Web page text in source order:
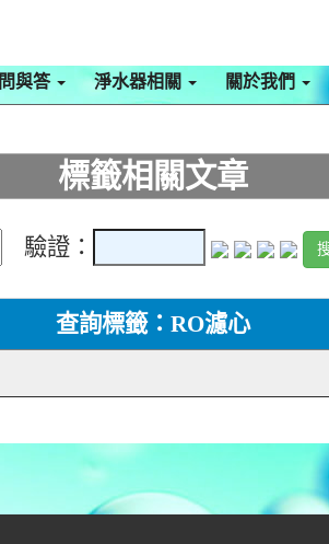
問與答 淨水器相關 關於我們
標籤相關文章
驗證：
查詢標籤：RO濾心